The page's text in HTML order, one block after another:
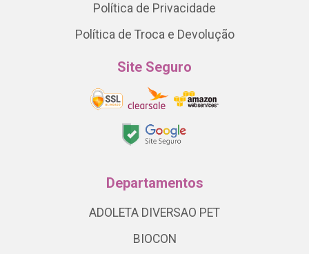
Política de Privacidade
Política de Troca e Devolução
Site Seguro
Departamentos
ADOLETA DIVERSAO PET
BIOCON